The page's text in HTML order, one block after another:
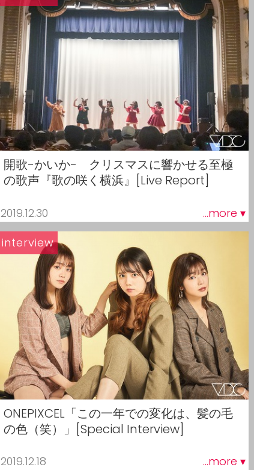
開歌-かいか- クリスマスに響かせる至極
の歌声『歌の咲く横浜』[Live Report]
2019.12.30 ...more ▾
ONEPIXCEL「この一年での変化は、髪の毛
の色（笑）」[Special Interview]
2019.12.18 ...more ▾
interview